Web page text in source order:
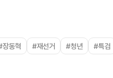
장동혁 #재선거 #청년 #특검